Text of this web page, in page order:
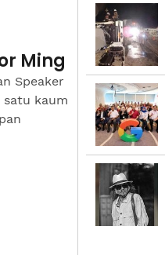
Ming
Speaker
satu kaum